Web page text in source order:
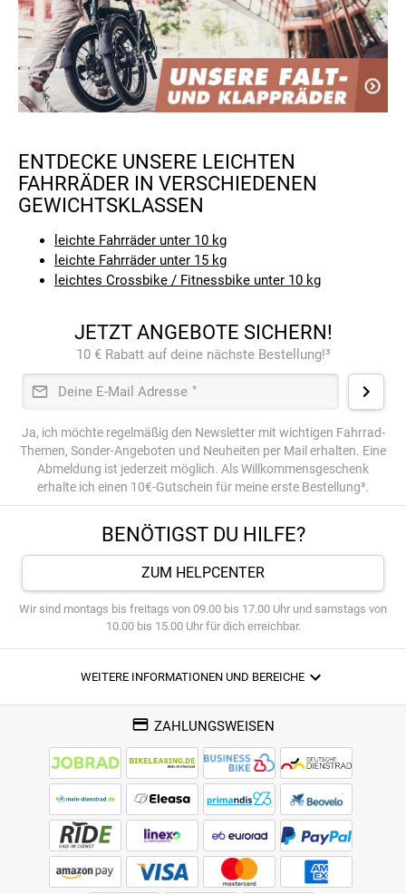
ENTDECKE UNSERE LEICHTEN
FAHRRÄDER IN VERSCHIEDENEN
GEWICHTSKLASSEN
leichte Fahrräder unter 10 kg
leichte Fahrräder unter 15 kg
leichtes Crossbike / Fitnessbike unter 10 kg
JETZT ANGEBOTE SICHERN!
10 € Rabatt auf deine nächste Bestellung!³
Deine E-Mail Adresse *
Ja, ich möchte regelmäßig den Newsletter mit wichtigen Fahrrad-
Themen, Sonder-Angeboten und Neuheiten per Mail erhalten. Eine
Abmeldung ist jederzeit möglich. Als Willkommensgeschenk
erhalte ich einen 10€-Gutschein für meine erste Bestellung³.
BENÖTIGST DU HILFE?
ZUM HELPCENTER
Wir sind montags bis freitags von 09.00 bis 17.00 Uhr und samstags von
10.00 bis 15.00 Uhr für dich erreichbar.
WEITERE INFORMATIONEN UND BEREICHE
ZAHLUNGSWEISEN